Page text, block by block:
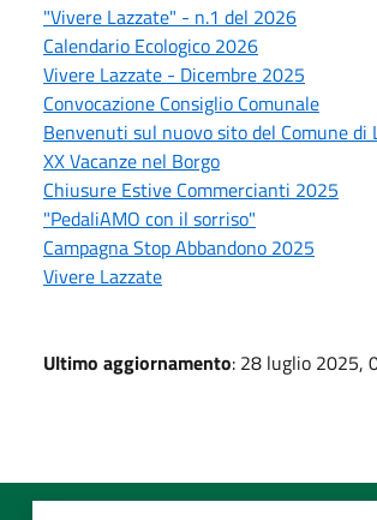
"Vivere Lazzate" - n.1 del 2026
Calendario Ecologico 2026
Vivere Lazzate - Dicembre 2025
Convocazione Consiglio Comunale
Benvenuti sul nuovo sito del Comune di
XX Vacanze nel Borgo
Chiusure Estive Commercianti 2025
"PedaliAMO con il sorriso"
Campagna Stop Abbandono 2025
Vivere Lazzate
Ultimo aggiornamento: 28 luglio 2025,